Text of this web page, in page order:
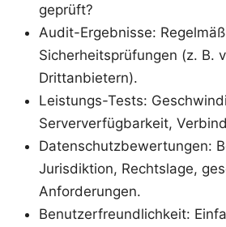
geprüft?
Audit-Ergebnisse:
Sicherheitsprüfungen (z. B.
Drittanbietern).
Leistungs-Tests:
Serververfügbarkeit,
Datenschutzbewertungen:
Jurisdiktion, Rechtslage,
Anforderungen.
Benutzerfreundlichkeit: